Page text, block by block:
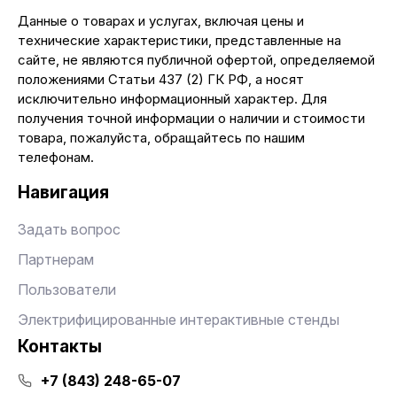
Данные о товарах и услугах, включая цены и
технические характеристики, представленные на
сайте, не являются публичной офертой, определяемой
положениями Статьи 437 (2) ГК РФ, а носят
исключительно информационный характер. Для
получения точной информации о наличии и стоимости
товара, пожалуйста, обращайтесь по нашим
телефонам.
Навигация
Задать вопрос
Партнерам
Пользователи
Электрифицированные интерактивные стенды
Контакты
+7 (843) 248-65-07